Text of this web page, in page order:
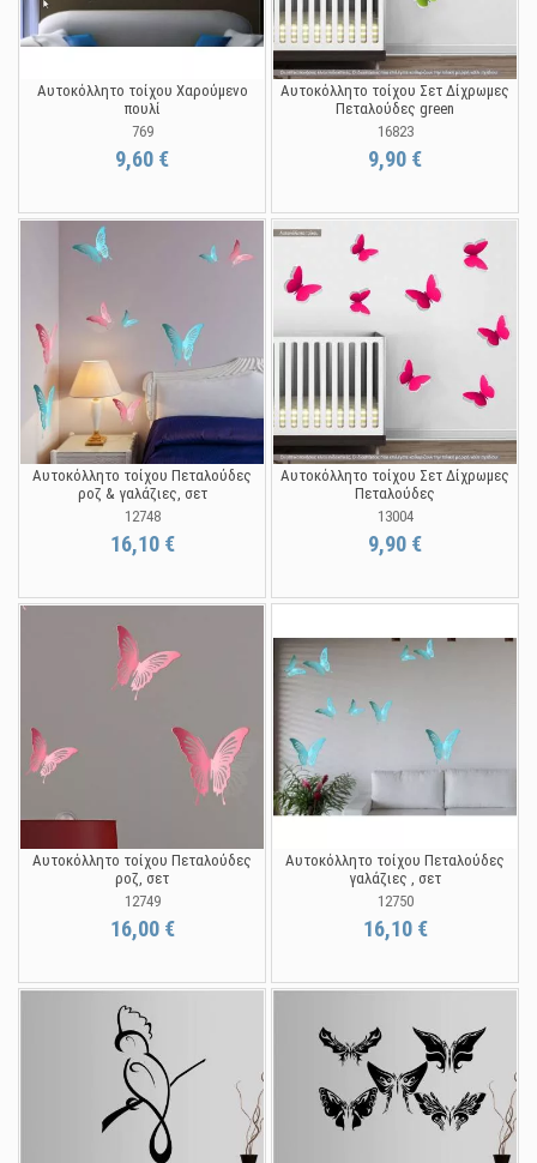
Αυτοκόλλητο τοίχου Χαρούμενο
πουλί
769
9,60 €
Αυτοκόλλητο τοίχου Σετ Δίχρωμες
Πεταλούδες green
16823
9,90 €
Αυτοκόλλητο τοίχου Πεταλούδες
ροζ & γαλάζιες, σετ
12748
16,10 €
Αυτοκόλλητο τοίχου Σετ Δίχρωμες
Πεταλούδες
13004
9,90 €
Αυτοκόλλητο τοίχου Πεταλούδες
ροζ, σετ
12749
16,00 €
Αυτοκόλλητο τοίχου Πεταλούδες
γαλάζιες , σετ
12750
16,10 €